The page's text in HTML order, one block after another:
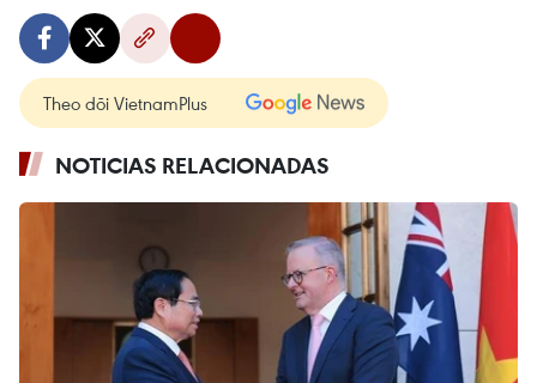
Theo dõi VietnamPlus
NOTICIAS RELACIONADAS